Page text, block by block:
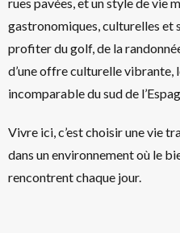
gastronomiques, culturelles et
profiter du golf, de la
d’une offre culturelle vibrante,
incomparable du sud de
Vivre ici, c’est choisir une vie
dans un environnement où le
rencontrent chaque jour.